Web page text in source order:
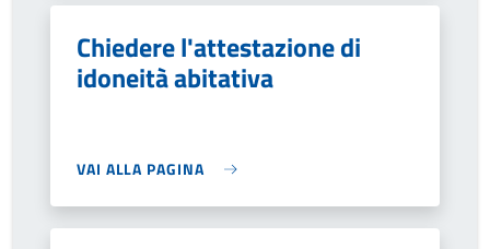
Chiedere l'attestazione di
idoneità abitativa
VAI ALLA PAGINA